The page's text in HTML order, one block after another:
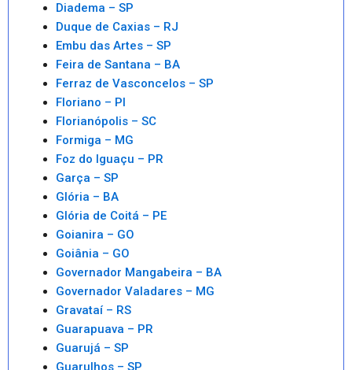
Diadema – SP
Duque de Caxias – RJ
Embu das Artes – SP
Feira de Santana – BA
Ferraz de Vasconcelos – SP
Floriano – PI
Florianópolis – SC
Formiga – MG
Foz do Iguaçu – PR
Garça – SP
Glória – BA
Glória de Coitá – PE
Goianira – GO
Goiânia – GO
Governador Mangabeira – BA
Governador Valadares – MG
Gravataí – RS
Guarapuava – PR
Guarujá – SP
Guarulhos – SP